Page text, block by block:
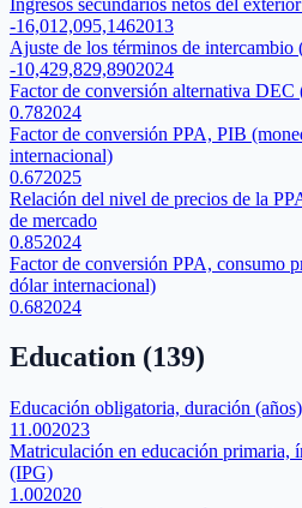
-16,012,095,1462013
Ajuste de los términos de intercambio
-10,429,829,8902024
Factor de conversión alternativa
0.782024
Factor de conversión PPA, PIB
internacional)
0.672025
Relación del nivel de precios de la
de mercado
0.852024
Factor de conversión PPA, consumo
dólar internacional)
0.682024
Education (139)
Educación obligatoria, duración (años)
11.002023
Matriculación en educación primaria,
(IPG)
1.002020